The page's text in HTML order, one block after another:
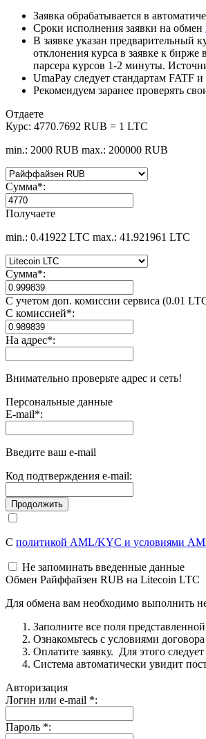
Заявка обрабатывается в
Сроки исполнения заявки на обмен
В заявке указан предварительный
отклонения курса в заявке к
парсера курсов 1-2 минуты.
UmaPay следует стандартам FATF
Рекомендуем заранее проверять
Отдаете
Курс: 4770.7692 RUB = 1 LTC
min.: 2000 RUB max.: 200000 RUB
Сумма*:
Получаете
min.: 0.41922 LTC max.: 41.921961 LTC
Сумма*:
С учетом доп. комиссии сервиса (0.01
С комиссией*:
На адрес*:
Внимательно проверьте адрес и сеть!
Персональные данные
E-mail*:
Введите ваш e-mail
Код подтверждения e-mail:
С политикой AML/KYC и условиями
Не запоминать введенные данные
Обмен Райффайзен RUB на Litecoin LTC
Для обмена вам необходимо выполнить
Заполните все поля
Ознакомьтесь с условиями
Оплатите заявку. Для этого
Система автоматически увидит
Авторизация
Логин или e-mail *:
Пароль *: